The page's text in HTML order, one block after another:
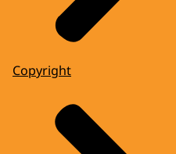
Copyright